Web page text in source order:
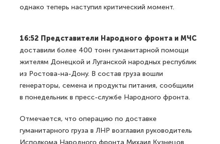
однако теперь наступил критический момент.
16:52 Представители Народного фронта и МЧС
доставили более 400 тонн гуманитарной помощи
жителям Донецкой и Луганской народных республик
из Ростова-на-Дону. В состав груза вошли
генераторы, семена и продукты питания, сообщили
в понедельник в пресс-службе Народного фронта.
Отмечается, что операцию по доставке
гуманитарного груза в ЛНР возглавил руководитель
Исполкома Народного фронта Михаил Кузнецов.